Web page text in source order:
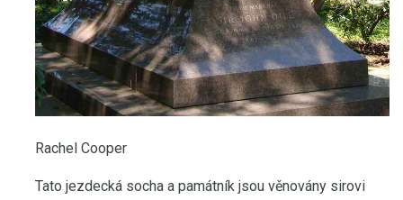
Rachel Cooper
Tato jezdecká socha a památník jsou věnovány sirovi